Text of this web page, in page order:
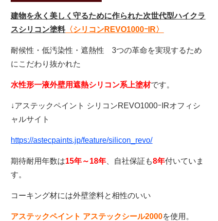
建物を永く美しく守るために作られた次世代型ハイクラ
スシリコン塗料〈シリコンREVO1000ｰIR〉
耐候性・低汚染性・遮熱性 3つの革命を実現するため
にこだわり抜かれた
水性形一液外壁用遮熱シリコン系上塗材です。
↓アステックペイント シリコンREVO1000ｰIRオフィシ
ャルサイト
https://astecpaints.jp/feature/silicon_revo/
期待耐用年数は15年～18年 、自社保証も8年付いていま
す。
コーキング材には外壁塗料と相性のいい
アステックペイント アステックシール2000を使用。